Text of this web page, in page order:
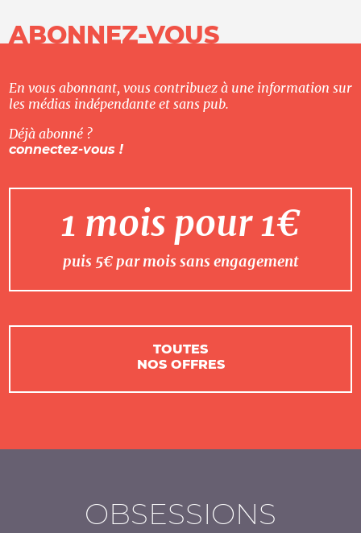
ABONNEZ-VOUS
En vous abonnant, vous contribuez à une information sur
les médias indépendante et sans pub.
Déjà abonné ?
connectez-vous !
1 mois pour 1€
puis 5€ par mois sans engagement
TOUTES
NOS OFFRES
OBSESSIONS